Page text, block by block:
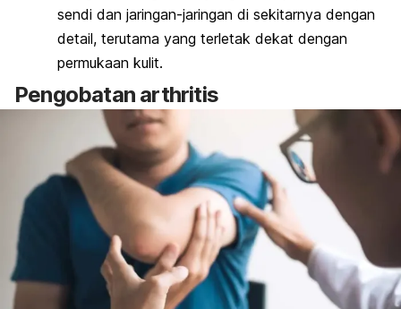
sendi dan jaringan-jaringan di sekitarnya dengan
detail, terutama yang terletak dekat dengan
permukaan kulit.
Pengobatan arthritis